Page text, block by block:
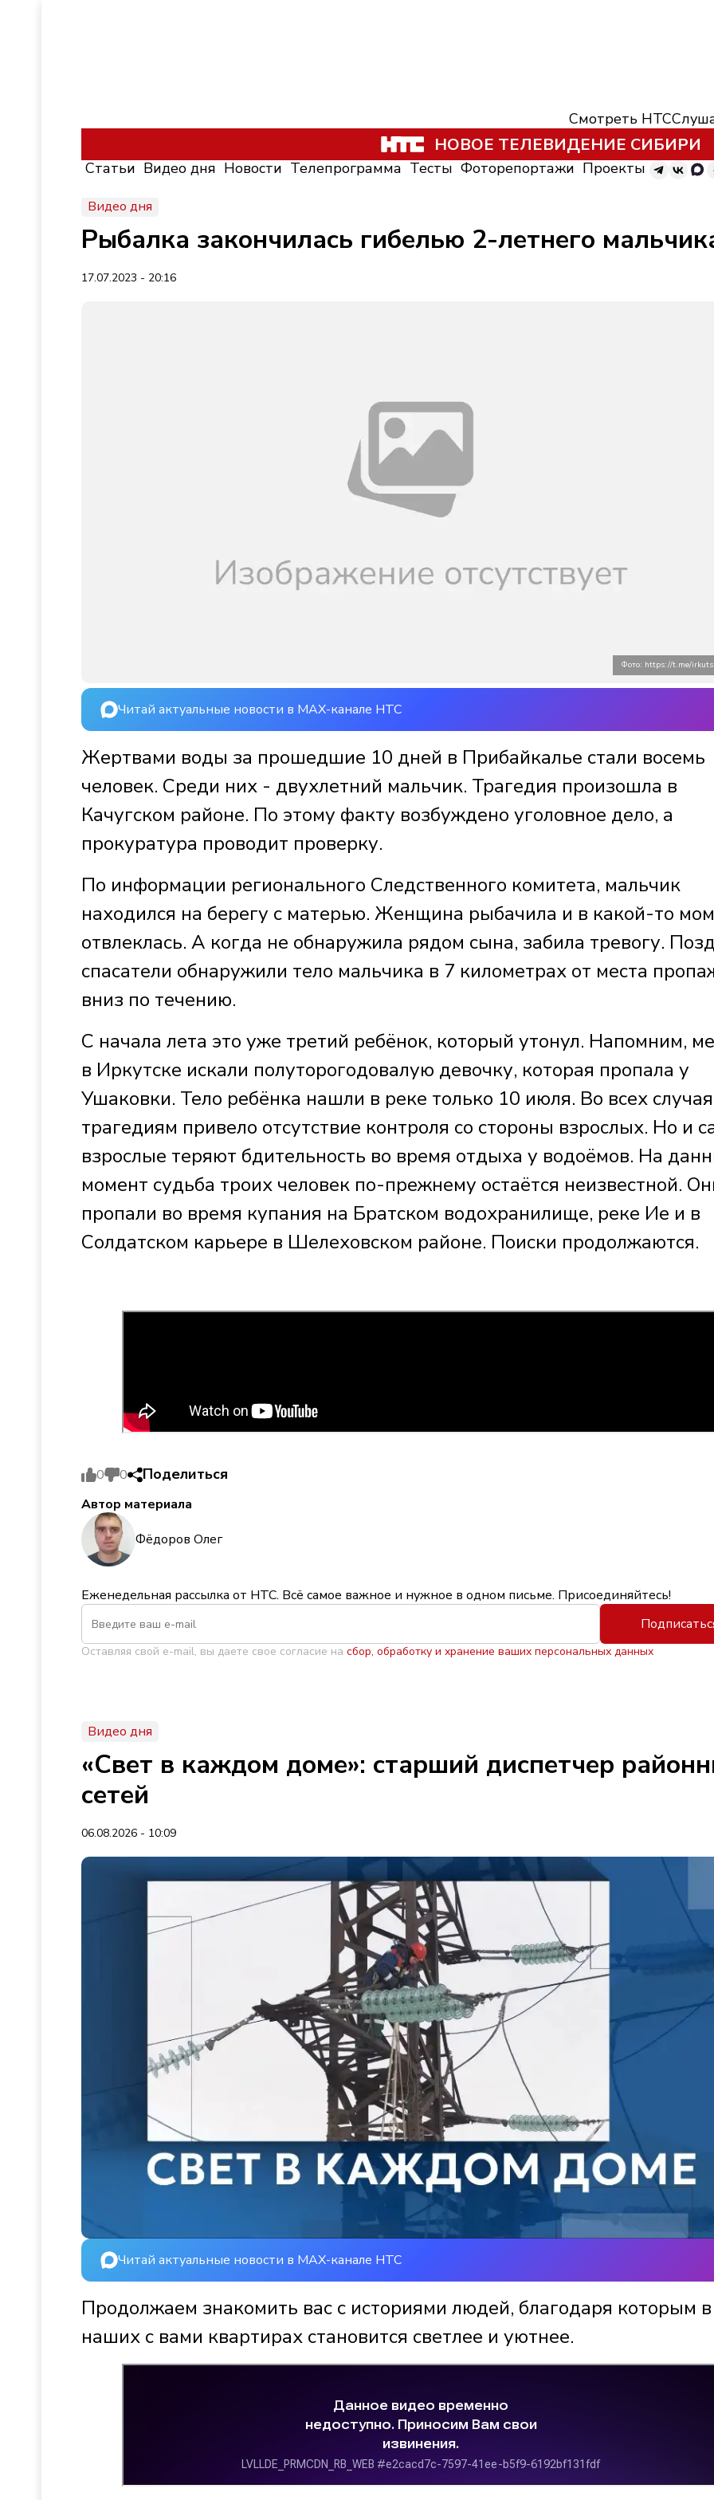
Смотреть НТС
НОВОЕ ТЕЛЕВИДЕНИЕ СИБИРИ
Статьи Видео дня Новости Телепрограмма Тесты Фоторепортажи Проекты
Видео дня
Рыбалка закончилась гибелью 2-летнего
17.07.2023 - 20:16
Фото: https://t.me/
Читай актуальные новости в MAX-канале НТС
Жертвами воды за прошедшие 10 дней в Прибайкалье стали восемь
человек. Среди них - двухлетний мальчик. Трагедия произошла в
Качугском районе. По этому факту возбуждено уголовное дело, а
прокуратура проводит проверку.
По информации регионального Следственного комитета, мальчик
находился на берегу с матерью. Женщина рыбачила и в какой-то
отвлеклась. А когда не обнаружила рядом сына, забила тревогу.
спасатели обнаружили тело мальчика в 7 километрах от места
вниз по течению.
С начала лета это уже третий ребёнок, который утонул. Напомним,
в Иркутске искали полуторогодовалую девочку, которая пропала у
Ушаковки. Тело ребёнка нашли в реке только 10 июля. Во всех
трагедиям привело отсутствие контроля со стороны взрослых. Но и
взрослые теряют бдительность во время отдыха у водоёмов. На
момент судьба троих человек по-прежнему остаётся неизвестной.
пропали во время купания на Братском водохранилище, реке Ие и в
Солдатском карьере в Шелеховском районе. Поиски продолжаются.
0 0 Поделиться
Автор материала
Фёдоров Олег
Еженедельная рассылка от НТС. Всё самое важное и нужное в одном письме. Присоединяйтесь!
Оставляя свой e-mail, вы даете свое согласие на сбор, обработку и хранение ваших персональных данных
Видео дня
«Свет в каждом доме»: старший диспетчер
сетей
06.08.2026 - 10:09
Читай актуальные новости в MAX-канале НТС
Продолжаем знакомить вас с историями людей, благодаря которым в
наших с вами квартирах становится светлее и уютнее.